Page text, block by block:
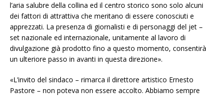
l’aria salubre della collina ed il centro storico sono solo alcuni
dei fattori di attrattiva che meritano di essere conosciuti e
apprezzati. La presenza di giornalisti e di personaggi del jet –
set nazionale ed internazionale, unitamente al lavoro di
divulgazione già prodotto fino a questo momento, consentirà
un ulteriore passo in avanti in questa direzione».
«L’invito del sindaco – rimarca il direttore artistico Ernesto
Pastore – non poteva non essere accolto. Abbiamo sempre